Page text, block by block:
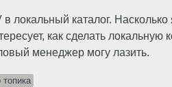
локальный каталог.
как сделать локальную
менеджер могу лазить.
топика